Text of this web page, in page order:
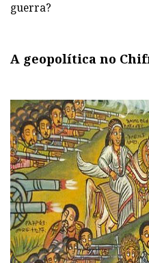
guerra?
A geopolítica no